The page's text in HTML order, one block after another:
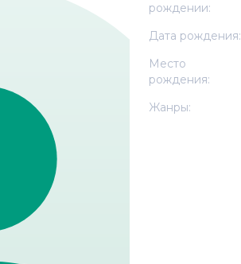
рождении:
Дата рождения:
Место
рождения:
Жанры: